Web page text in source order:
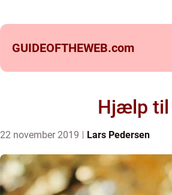
GUIDEOFTHEWEB.com
Hjælp til
22 november 2019 Lars Pedersen